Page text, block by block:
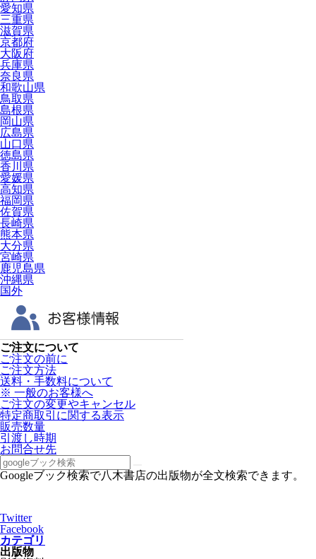
愛知県
三重県
滋賀県
京都府
大阪府
兵庫県
奈良県
和歌山県
鳥取県
島根県
岡山県
広島県
山口県
徳島県
香川県
愛媛県
高知県
福岡県
佐賀県
長崎県
熊本県
大分県
宮崎県
鹿児島県
沖縄県
国外
ご注文について
ご注文の前に
ご注文方法
送料・手数料について
※ 一般のお客様へ
ご注文の変更やキャンセル
特定商取引に関する表示
販売数量
引渡し時期
お問合せ先
Googleブック検索で八木書店の出版物が全文検索できます。
Twitter
Facebook
カテゴリ
出版物